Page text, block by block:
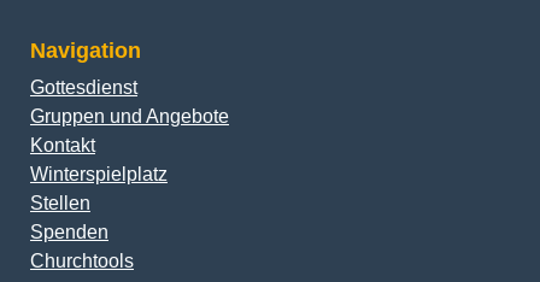
Navigation
Gottesdienst
Gruppen und Angebote
Kontakt
Winterspielplatz
Stellen
Spenden
Churchtools